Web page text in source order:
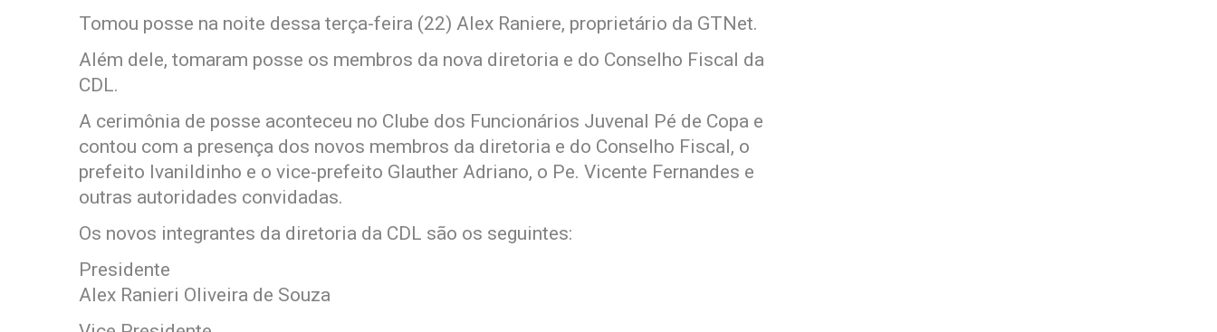
Tomou posse na noite dessa terça-feira (22) Alex Raniere, proprietário da GTNet.
Além dele, tomaram posse os membros da nova diretoria e do Conselho Fiscal da
CDL.
A cerimônia de posse aconteceu no Clube dos Funcionários Juvenal Pé de Copa e
contou com a presença dos novos membros da diretoria e do Conselho Fiscal, o
prefeito Ivanildinho e o vice-prefeito Glauther Adriano, o Pe. Vicente Fernandes e
outras autoridades convidadas.
Os novos integrantes da diretoria da CDL são os seguintes:
Presidente
Alex Ranieri Oliveira de Souza